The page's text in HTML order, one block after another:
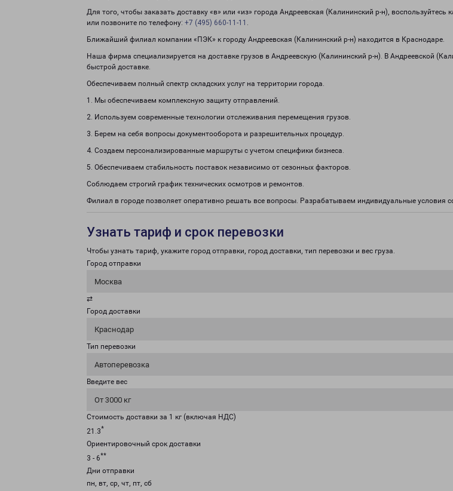
Для того, чтобы заказать доставку «в» или «из» города Андреевская (Калининский р-н),
или позвоните по телефону: +7 (495) 660-11-11 .
Ближайший филиал компании «ПЭК» к городу Андреевская (Калининский р-н) находится в Краснодаре.
Наша фирма специализируется на доставке грузов в Андреевскую (Калининский р-н). В Андреевской
быстрой доставке.
Обеспечиваем полный спектр складских услуг на территории города.
1. Мы обеспечиваем комплексную защиту отправлений.
2. Используем современные технологии отслеживания перемещения грузов.
3. Берем на себя вопросы документооборота и разрешительных процедур.
4. Создаем персонализированные маршруты с учетом специфики бизнеса.
5. Обеспечиваем стабильность поставок независимо от сезонных факторов.
Соблюдаем строгий график технических осмотров и ремонтов.
Филиал в городе позволяет оперативно решать все вопросы. Разрабатываем индивидуальные
Узнать тариф и срок перевозки
Чтобы узнать тариф, укажите город отправки, город доставки, тип перевозки и вес груза.
Город отправки
Москва
⇄
Город доставки
Краснодар
Тип перевозки
Автоперевозка
Введите вес
От 3000 кг
Стоимость доставки за 1 кг (включая НДС)
21.3*
Ориентировочный срок доставки
3 - 6**
Дни отправки
пн, вт, ср, чт, пт, сб